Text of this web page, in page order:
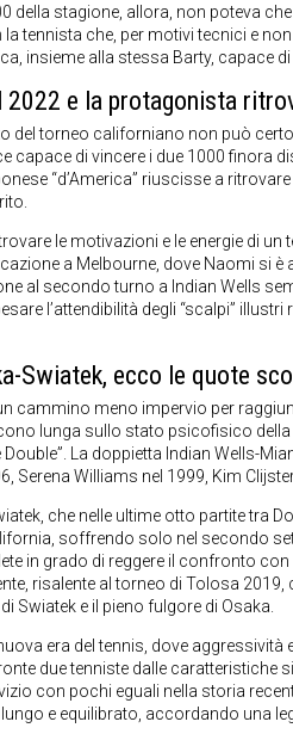
della stagione, allora, non poteva
tennista che, per motivi tecnici e
insieme alla stessa Barty, capace
2022 e la protagonista
del torneo californiano non può
capace di vincere i due 1000 finora
“d’America” riuscisse a
le motivazioni e le energie di
a Melbourne, dove Naomi si
al secondo turno a Indian Wells
l’attendibilità degli “scalpi”
Swiatek, ecco le quote
cammino meno impervio per
lunga sullo stato psicofisico
La doppietta Indian Wells-
Serena Williams nel 1999, Kim
che nelle ultime otto partite tra
soffrendo solo nel secondo
in grado di reggere il confronto
risalente al torneo di Tolosa
Swiatek e il pieno fulgore di Osaka.
era del tennis, dove
due tenniste dalle caratteristiche
con pochi eguali nella storia
e equilibrato, accordando una